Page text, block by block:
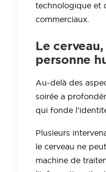
technologique et
commerciaux.
Le
personne
Au-delà des
soirée a
qui fonde
Plusieurs
le cerveau ne
machine de